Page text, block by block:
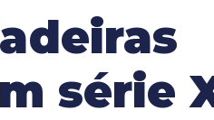
série